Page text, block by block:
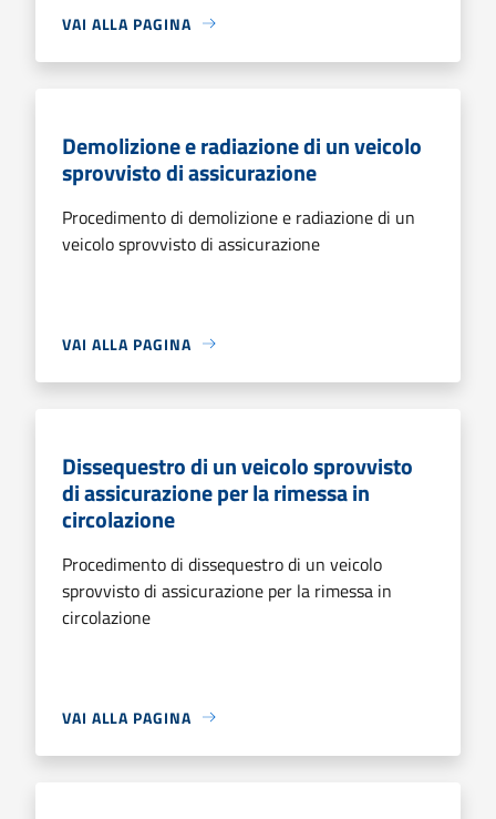
VAI ALLA PAGINA
Demolizione e radiazione di un veicolo
sprovvisto di assicurazione
Procedimento di demolizione e radiazione di un
veicolo sprovvisto di assicurazione
VAI ALLA PAGINA
Dissequestro di un veicolo sprovvisto
di assicurazione per la rimessa in
circolazione
Procedimento di dissequestro di un veicolo
sprovvisto di assicurazione per la rimessa in
circolazione
VAI ALLA PAGINA